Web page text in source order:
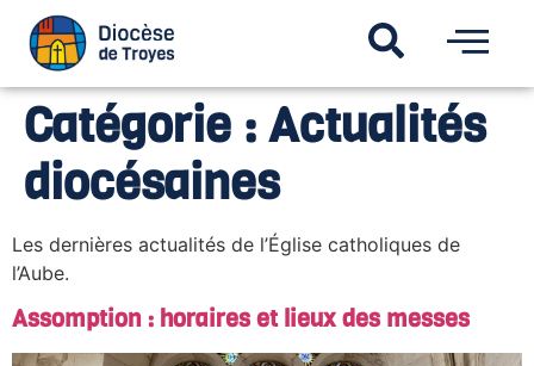
Catégorie :Actualités
diocésaines
Les dernières actualités de l’Église catholiques de
l’Aube.
Assomption : horaires et lieux des messes